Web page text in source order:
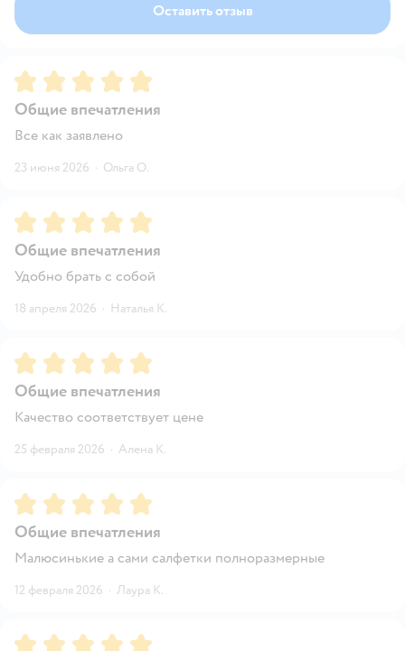
Оставить отзыв
Рейтинг:5
Общие впечатления
Все как заявлено
23 июня 2026 · Ольга О.
Рейтинг:5
Общие впечатления
Удобно брать с собой
18 апреля 2026 · Наталья К.
Рейтинг:5
Общие впечатления
Качество соответствует цене
25 февраля 2026 · Алена К.
Рейтинг:5
Общие впечатления
Малюсинькие а сами салфетки полноразмерные
12 февраля 2026 · Лаура К.
Рейтинг:5